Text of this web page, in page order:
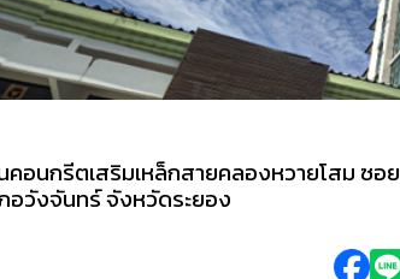
คอนกรีตเสริมเหล็กสายคลองหวายโสม ซอย
อวังจันทร์ จังหวัดระยอง